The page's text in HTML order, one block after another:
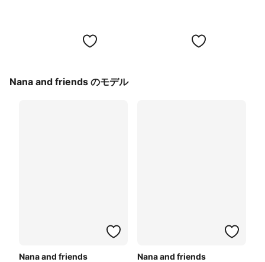
Nana and friends のモデル
Nana and friends Nana and friends